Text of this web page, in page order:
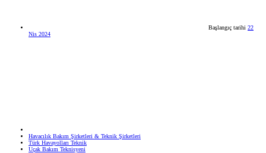
Başlangıç tarihi 22
Nis 2024
Havacılık Bakım Şirketleri & Teknik Şirketleri
Türk Havayolları Teknik
Uçak Bakım Teknisyeni